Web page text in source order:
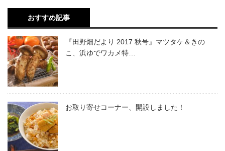
おすすめ記事
『田野畑だより 2017 秋号』マツタケ＆きの
こ、浜ゆでワカメ特…
お取り寄せコーナー、開設しました！